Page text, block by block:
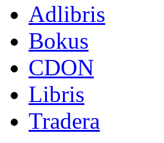
Adlibris
Bokus
CDON
Libris
Tradera